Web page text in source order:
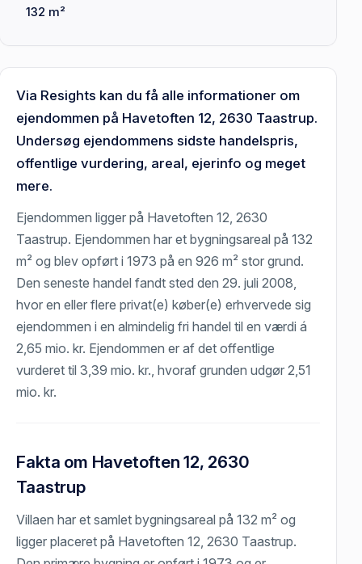
132 m²
Via Resights kan du få alle informationer om
ejendommen på Havetoften 12, 2630 Taastrup.
Undersøg ejendommens sidste handelspris,
offentlige vurdering, areal, ejerinfo og meget
mere.
Ejendommen ligger på Havetoften 12, 2630
Taastrup. Ejendommen har et bygningsareal på 132
m² og blev opført i 1973 på en 926 m² stor grund.
Den seneste handel fandt sted den 29. juli 2008,
hvor en eller flere privat(e) køber(e) erhvervede sig
ejendommen i en almindelig fri handel til en værdi á
2,65 mio. kr. Ejendommen er af det offentlige
vurderet til 3,39 mio. kr., hvoraf grunden udgør 2,51
mio. kr.
Fakta om Havetoften 12, 2630
Taastrup
Villaen har et samlet bygningsareal på 132 m² og
ligger placeret på Havetoften 12, 2630 Taastrup.